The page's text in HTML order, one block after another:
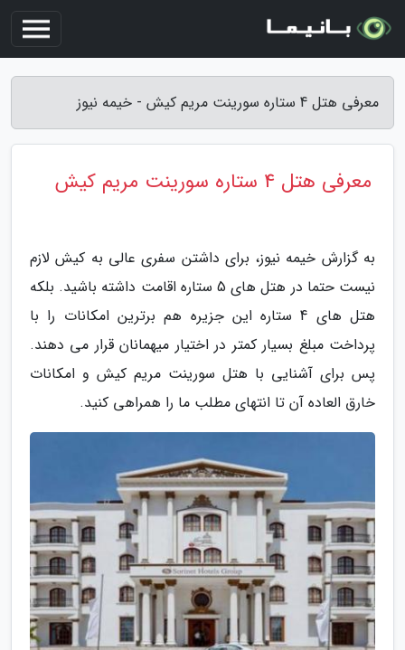
معرفی هتل 4 ستاره سورینت مریم کیش - خیمه نیوز
معرفی هتل 4 ستاره سورینت مریم کیش
به گزارش خیمه نیوز، برای داشتن سفری عالی به کیش لازم
نیست حتما در هتل های 5 ستاره اقامت داشته باشید. بلکه
هتل های 4 ستاره این جزیره هم برترین امکانات را با
پرداخت مبلغ بسیار کمتر در اختیار میهمانان قرار می دهند.
پس برای آشنایی با هتل سورینت مریم کیش و امکانات
خارق العاده آن تا انتهای مطلب ما را همراهی کنید.